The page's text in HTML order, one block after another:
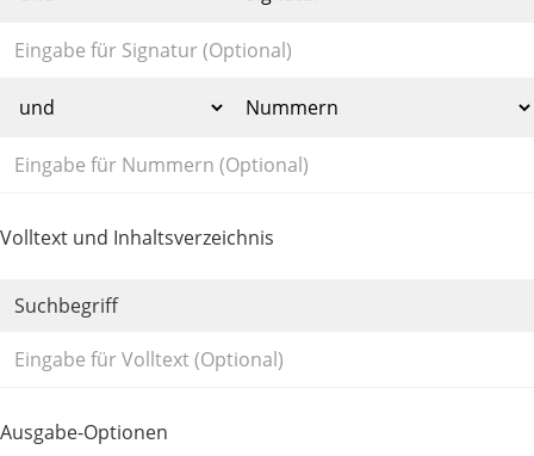
Volltext und Inhaltsverzeichnis
Suchbegriff
Ausgabe-Optionen